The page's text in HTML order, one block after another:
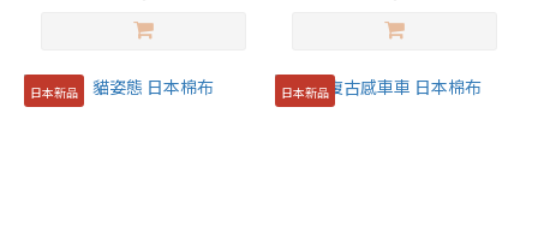
日本新品 日本新品